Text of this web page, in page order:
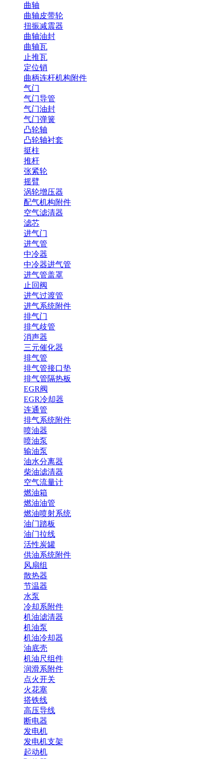
曲轴
曲轴皮带轮
扭振减震器
曲轴油封
曲轴瓦
止推瓦
定位销
曲柄连杆机构附件
气门
气门导管
气门油封
气门弹簧
凸轮轴
凸轮轴衬套
挺柱
推杆
张紧轮
摇臂
涡轮增压器
配气机构附件
空气滤清器
滤芯
进气门
进气管
中冷器
中冷器进气管
进气管盖罩
止回阀
进气过渡管
进气系统附件
排气门
排气歧管
消声器
三元催化器
排气管
排气管接口垫
排气管隔热板
EGR阀
EGR冷却器
连通管
排气系统附件
喷油器
喷油泵
输油泵
油水分离器
柴油滤清器
空气流量计
燃油箱
燃油油管
燃油喷射系统
油门踏板
油门拉线
活性炭罐
供油系统附件
风扇组
散热器
节温器
水泵
冷却系附件
机油滤清器
机油泵
机油冷却器
油底壳
机油尺组件
润滑系附件
点火开关
火花塞
搭铁线
高压导线
断电器
发电机
发电机支架
起动机